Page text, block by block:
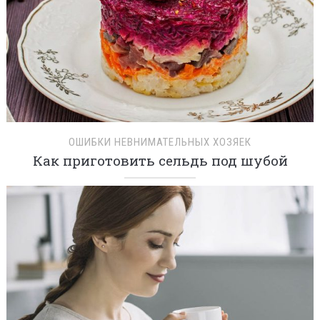
ОШИБКИ НЕВНИМАТЕЛЬНЫХ ХОЗЯЕК
Как приготовить сельдь под шубой